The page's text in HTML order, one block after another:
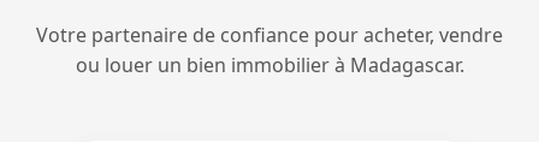
Votre partenaire de confiance pour acheter, vendre
ou louer un bien immobilier à Madagascar.